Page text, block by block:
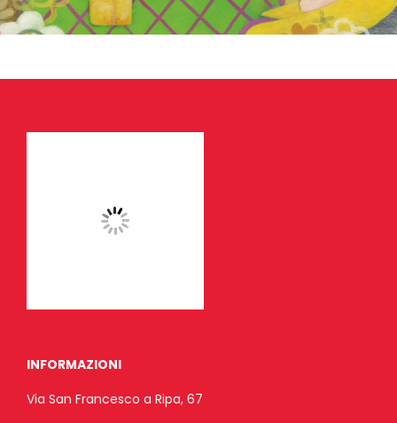
INFORMAZIONI
Via San Francesco a Ripa, 67